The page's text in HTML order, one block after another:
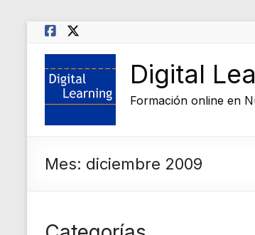
Saltar
contenido
Digital
Formación online en
Mes: diciembre 2009